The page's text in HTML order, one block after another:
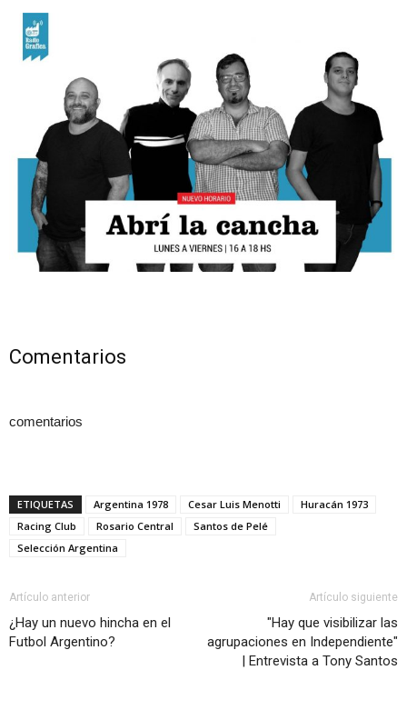
Comentarios
comentarios
ETIQUETAS Argentina 1978 Cesar Luis Menotti
Huracán 1973
Racing Club
Rosario Central
Santos de Pelé
Selección Argentina
Artículo anterior
¿Hay un nuevo hincha en el
Futbol Argentino?
Artículo siguiente
"Hay que visibilizar las
agrupaciones en Independiente"
| Entrevista a Tony Santos